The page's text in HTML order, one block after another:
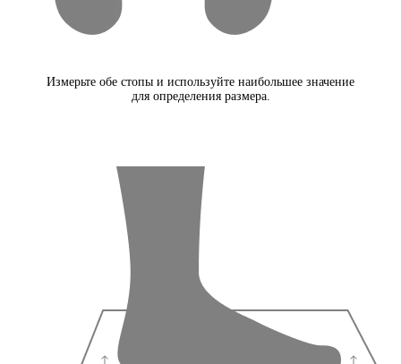
Измерьте обе стопы и используйте наибольшее значение
для определения размера.